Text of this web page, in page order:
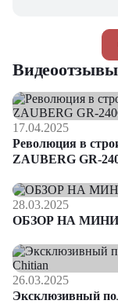
Видеоотзывы
17.04.2025
Революция в
ZAUBERG GR-
28.03.2025
ОБЗОР НА
26.03.2025
Эксклюзивный